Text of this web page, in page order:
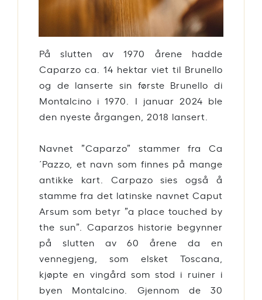
På slutten av 1970 årene hadde
Caparzo ca. 14 hektar viet til Brunello
og de lanserte sin første Brunello di
Montalcino i 1970. I januar 2024 ble
den nyeste årgangen, 2018 lansert.
Navnet ”Caparzo” stammer fra Ca
´Pazzo, et navn som finnes på mange
antikke kart. Carpazo sies også å
stamme fra det latinske navnet Caput
Arsum som betyr ”a place touched by
the sun”. Caparzos historie begynner
på slutten av 60 årene da en
vennegjeng, som elsket Toscana,
kjøpte en vingård som stod i ruiner i
byen Montalcino. Gjennom de 30